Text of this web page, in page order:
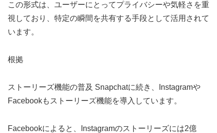
この形式は、ユーザーにとってプライバシーや気軽さを重
視しており、特定の瞬間を共有する手段として活用されて
います。
根拠
ストーリーズ機能の普及 Snapchatに続き、Instagramや
Facebookもストーリーズ機能を導入しています。
Facebookによると、Instagramのストーリーズには2億